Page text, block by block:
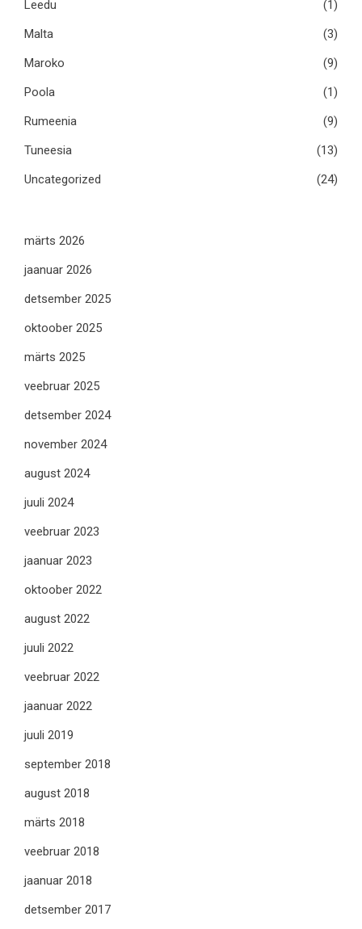
Leedu
(1)
Malta
(3)
Maroko
(9)
Poola
(1)
Rumeenia
(9)
Tuneesia
(13)
Uncategorized
(24)
märts 2026
jaanuar 2026
detsember 2025
oktoober 2025
märts 2025
veebruar 2025
detsember 2024
november 2024
august 2024
juuli 2024
veebruar 2023
jaanuar 2023
oktoober 2022
august 2022
juuli 2022
veebruar 2022
jaanuar 2022
juuli 2019
september 2018
august 2018
märts 2018
veebruar 2018
jaanuar 2018
detsember 2017